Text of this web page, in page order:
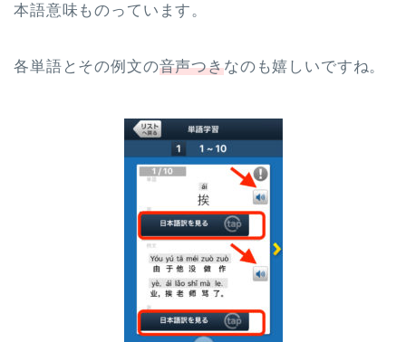
本語意味ものっています。
各単語とその例文の音声つきなのも嬉しいですね。